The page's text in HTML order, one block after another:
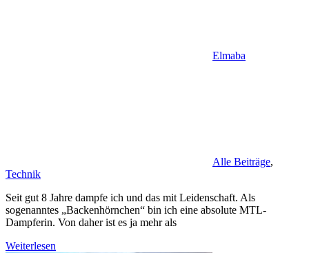
Elmaba
Alle Beiträge,
Technik
Seit gut 8 Jahre dampfe ich und das mit Leidenschaft. Als
sogenanntes „Backenhörnchen“ bin ich eine absolute MTL-
Dampferin. Von daher ist es ja mehr als
Weiterlesen